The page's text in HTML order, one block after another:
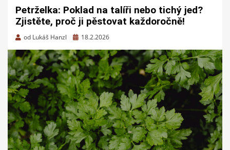
Petrželka: Poklad na talíři nebo tichý jed?
Zjistěte, proč ji pěstovat každoročně!
od Lukáš Hanzl
Zveřejněno
18.2.2026